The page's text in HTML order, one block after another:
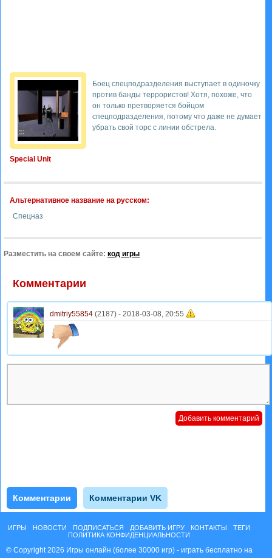
Special Unit
Боец спецподразделения выступает в одиночку
против банды террористов! Хотя, похоже, что
он только претворяется бойцом
спецподразделения, потому что даже не думает
убрать свой торс с линии обстрела.
Альтернативное название на русском:
Спецназ
Разместить на своем сайте: код игры
Комментарии
dmitriy55854 (2187) - 2018-03-08, 20:55
Комментарии Комментарии VK
ИГРЫ НОВОСТИ ПОДПИСАТЬСЯ ДОБАВИТЬ ИГРУ КОНТАКТЫ
ТЕГИ
ПОЛИТИКА КОНФИДЕНЦИАЛЬНОСТИ
© Copyright 2026 Игры онлайн (более 30000 игр) - играть бесплатно на